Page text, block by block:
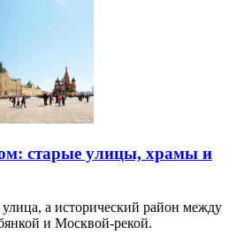
старые улицы, храмы и
а исторический район между
и Москвой-рекой.